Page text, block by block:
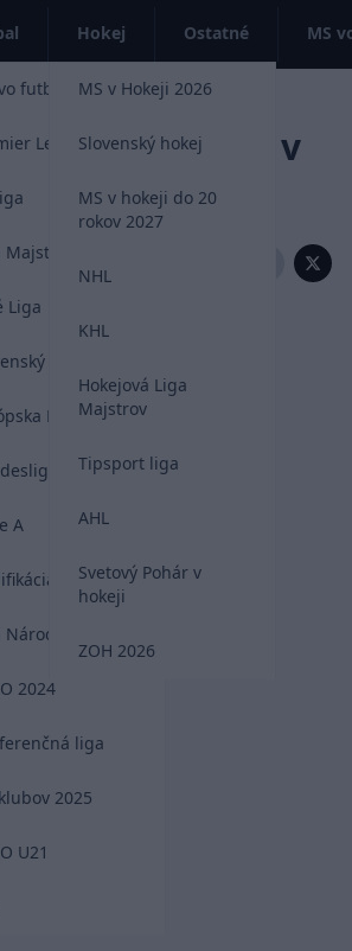
futbale 2026
League
Liga
futbal
Liga
A
MS 2026
2024
liga
2025
U21
Hokej
MS v Hokeji 2026
Slovenský hokej
MS v hokeji do 20
rokov 2027
NHL
KHL
Hokejová Liga
Majstrov
Tipsport liga
AHL
Svetový Pohár v
hokeji
ZOH 2026
Ostatné MS
strelilo v
Zdieľať:
Ligy národov medzi
Sandra Tonaliho so